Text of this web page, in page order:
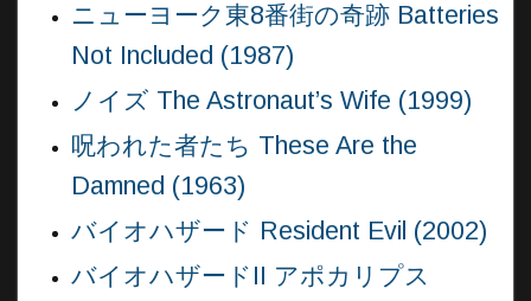
ニューヨーク東8番街の奇跡 Batteries
Not Included (1987)
ノイズ The Astronaut’s Wife (1999)
呪われた者たち These Are the
Damned (1963)
バイオハザード Resident Evil (2002)
バイオハザードII アポカリプス